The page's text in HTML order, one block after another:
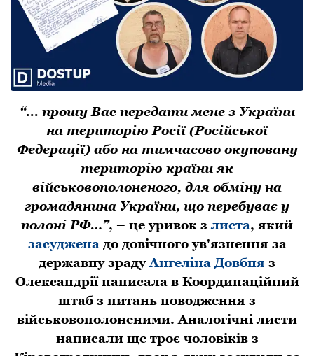
“... прошу Вас передати мене з України
на територію Росії (Російської
Федерації) або на тимчасово окуповану
територію країни як
військовополоненого, для обміну на
громадянина України, що перебуває у
полоні РФ…”, – це уривок злиста, який
засуджена до довічного ув'язнення за
державну зрадуАнгеліна Довбня з
Олександрії написала в Координаційний
штаб з питань поводження з
військовополоненими. Аналогічні листи
написали ще троє чоловіків з